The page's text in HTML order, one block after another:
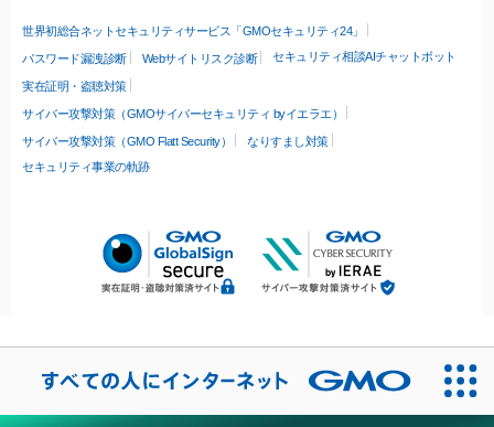
世界初総合ネットセキュリティサービス「GMOセキュリティ24」
パスワード漏洩診断 Webサイトリスク診断 セキュリティ相談AIチャットボット
実在証明・盗聴対策
サイバー攻撃対策（GMOサイバーセキュリティ byイエラエ）
サイバー攻撃対策（GMO Flatt Security）
なりすまし対策
セキュリティ事業の軌跡